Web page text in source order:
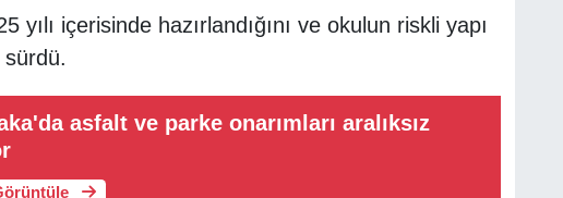
yılı içerisinde hazırlandığını ve okulun riskli yapı
asfalt ve parke onarımları aralıksız